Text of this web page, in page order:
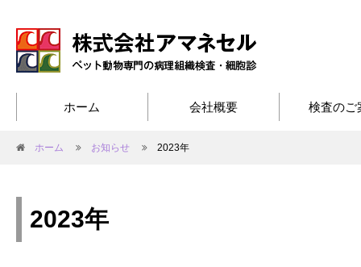
ホーム 会社概要 検査のご
ホーム お知らせ 2023年
2023年